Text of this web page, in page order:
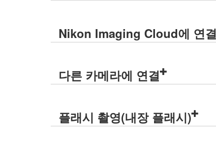
Nikon Imaging Cloud에 연결
다른 카메라에 연결
플래시 촬영(내장 플래시)